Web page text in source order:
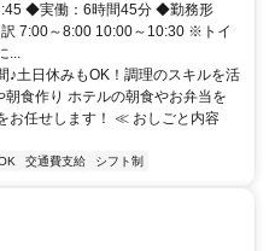
･･････････ ◆セブン-イレブン三原
ート三原中之町店から車で11分
分
◆実働：6時間45分 ◆勤務形
7:00～8:00 10:00～10:30 ※トイ
...
♪土日休みもOK！調理のスキルを活
食作り ホテルの朝食やお弁当を
お任せします！ ≪ おしごと内容
交通費支給 シフト制